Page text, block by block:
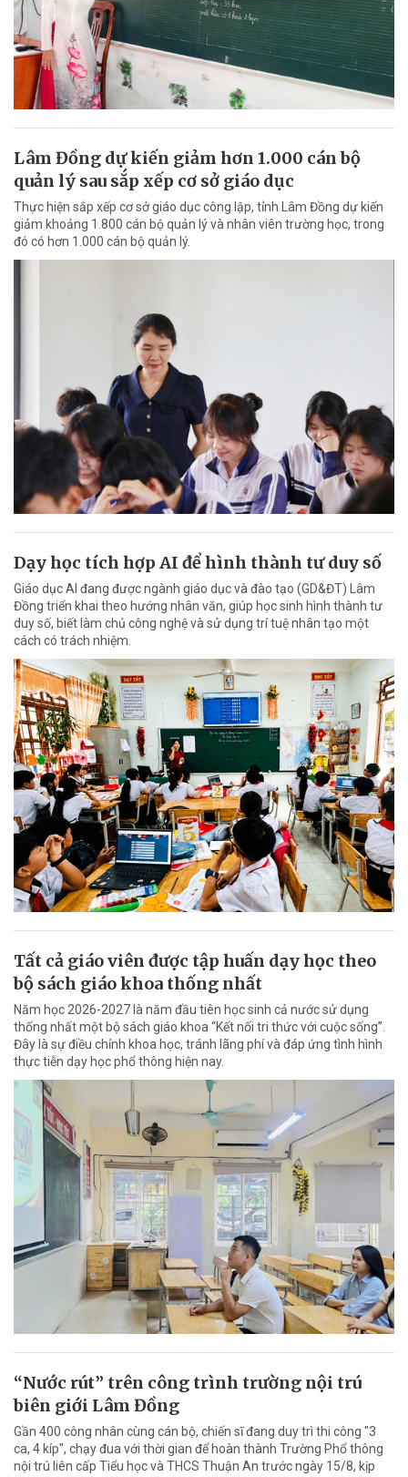
Lâm Đồng dự kiến giảm hơn 1.000 cán bộ
quản lý sau sắp xếp cơ sở giáo dục
Thực hiện sắp xếp cơ sở giáo dục công lập, tỉnh Lâm Đồng dự kiến
giảm khoảng 1.800 cán bộ quản lý và nhân viên trường học, trong
đó có hơn 1.000 cán bộ quản lý.
Dạy học tích hợp AI để hình thành tư duy số
Giáo dục AI đang được ngành giáo dục và đào tạo (GD&ĐT) Lâm
Đồng triển khai theo hướng nhân văn, giúp học sinh hình thành tư
duy số, biết làm chủ công nghệ và sử dụng trí tuệ nhân tạo một
cách có trách nhiệm.
Tất cả giáo viên được tập huấn dạy học theo
bộ sách giáo khoa thống nhất
Năm học 2026-2027 là năm đầu tiên học sinh cả nước sử dụng
thống nhất một bộ sách giáo khoa “Kết nối tri thức với cuộc sống”.
Đây là sự điều chỉnh khoa học, tránh lãng phí và đáp ứng tình hình
thực tiễn dạy học phổ thông hiện nay.
“Nước rút” trên công trình trường nội trú
biên giới Lâm Đồng
Gần 400 công nhân cùng cán bộ, chiến sĩ đang duy trì thi công "3
ca, 4 kíp", chạy đua với thời gian để hoàn thành Trường Phổ thông
nội trú liên cấp Tiểu học và THCS Thuận An trước ngày 15/8, kịp